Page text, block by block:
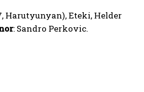
Harutyunyan), Eteki, Helder
: Sandro Perkovic.